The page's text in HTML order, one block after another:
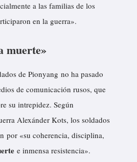
a las familias de los
en la guerra».
muerte»
de Pionyang no ha pasado
de comunicación rusos, que
su intrepidez. Según
Alexánder Kots, los soldados
por «su coherencia, disciplina,
e inmensa resistencia».